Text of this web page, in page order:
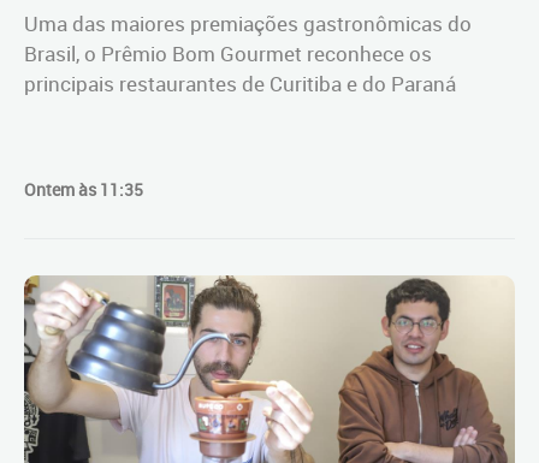
Uma das maiores premiações gastronômicas do
Brasil, o Prêmio Bom Gourmet reconhece os
principais restaurantes de Curitiba e do Paraná
Ontem às 11:35